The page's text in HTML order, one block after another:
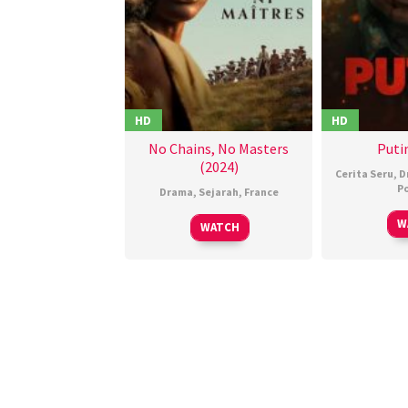
HD
No Chains, No Masters
(2024)
Drama, Sejarah, France
18
Sep
Simon
Moutaïrou
WATCH
HD
Cerita Seru,